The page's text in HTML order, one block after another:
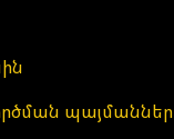
պայմաններ